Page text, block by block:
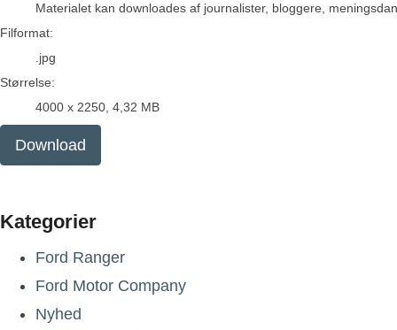
Materialet kan downloades af journalister, bloggere,
Filformat:
.jpg
Størrelse:
4000 x 2250, 4,32 MB
Download
Kategorier
Ford Ranger
Ford Motor Company
Nyhed